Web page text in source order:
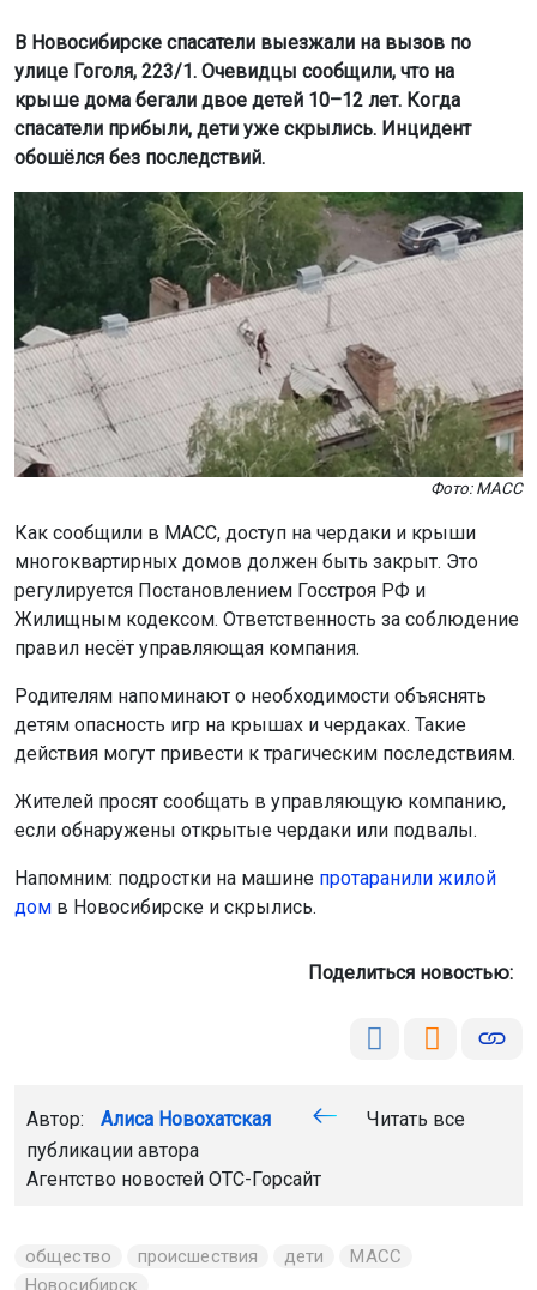
В Новосибирске спасатели выезжали на вызов по
улице Гоголя, 223/1. Очевидцы сообщили, что на
крыше дома бегали двое детей 10–12 лет. Когда
спасатели прибыли, дети уже скрылись. Инцидент
обошёлся без последствий.
Фото: МАСС
Как сообщили в МАСС, доступ на чердаки и крыши
многоквартирных домов должен быть закрыт. Это
регулируется Постановлением Госстроя РФ и
Жилищным кодексом. Ответственность за соблюдение
правил несёт управляющая компания.
Родителям напоминают о необходимости объяснять
детям опасность игр на крышах и чердаках. Такие
действия могут привести к трагическим последствиям.
Жителей просят сообщать в управляющую компанию,
если обнаружены открытые чердаки или подвалы.
Напомним: подростки на машине протаранили жилой
дом в Новосибирске и скрылись.
Поделиться новостью:
Автор: Алиса Новохатская
Читать все
публикации автора
Агентство новостей ОТС-Горсайт
общество происшествия дети
МАСС
Новосибирск